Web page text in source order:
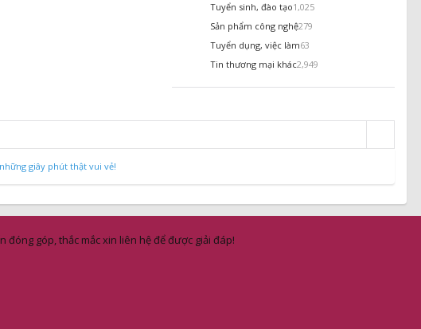
Tuyển sinh, đào tạo1,025
Sản phẩm công nghệ279
Tuyển dụng, việc làm63
Tin thương mại khác2,949
giây phút thật vui vẻ!
góp, thắc mắc xin liên hệ để được giải đáp!